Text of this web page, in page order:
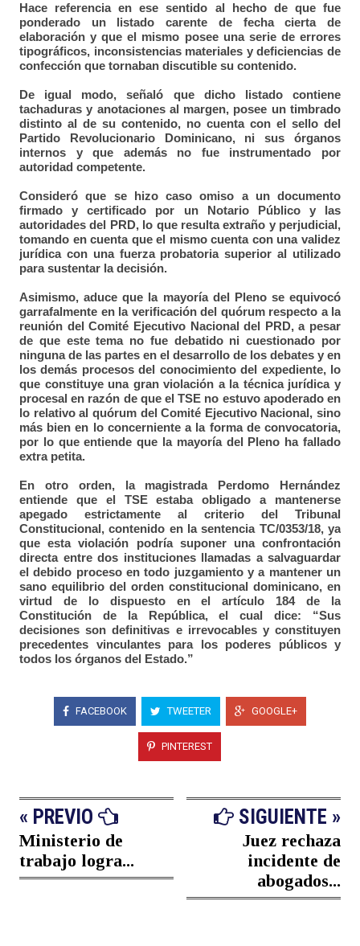
Hace referencia en ese sentido al hecho de que fue
ponderado un listado carente de fecha cierta de
elaboración y que el mismo posee una serie de errores
tipográficos, inconsistencias materiales y deficiencias de
confección que tornaban discutible su contenido.
De igual modo, señaló que dicho listado contiene
tachaduras y anotaciones al margen, posee un timbrado
distinto al de su contenido, no cuenta con el sello del
Partido Revolucionario Dominicano, ni sus órganos
internos y que además no fue instrumentado por
autoridad competente.
Consideró que se hizo caso omiso a un documento
firmado y certificado por un Notario Público y las
autoridades del PRD, lo que resulta extraño y perjudicial,
tomando en cuenta que el mismo cuenta con una validez
jurídica con una fuerza probatoria superior al utilizado
para sustentar la decisión.
Asimismo, aduce que la mayoría del Pleno se equivocó
garrafalmente en la verificación del quórum respecto a la
reunión del Comité Ejecutivo Nacional del PRD, a pesar
de que este tema no fue debatido ni cuestionado por
ninguna de las partes en el desarrollo de los debates y en
los demás procesos del conocimiento del expediente, lo
que constituye una gran violación a la técnica jurídica y
procesal en razón de que el TSE no estuvo apoderado en
lo relativo al quórum del Comité Ejecutivo Nacional, sino
más bien en lo concerniente a la forma de convocatoria,
por lo que entiende que la mayoría del Pleno ha fallado
extra petita.
En otro orden, la magistrada Perdomo Hernández
entiende que el TSE estaba obligado a mantenerse
apegado estrictamente al criterio del Tribunal
Constitucional, contenido en la sentencia TC/0353/18, ya
que esta violación podría suponer una confrontación
directa entre dos instituciones llamadas a salvaguardar
el debido proceso en todo juzgamiento y a mantener un
sano equilibrio del orden constitucional dominicano, en
virtud de lo dispuesto en el artículo 184 de la
Constitución de la República, el cual dice: “Sus
decisiones son definitivas e irrevocables y constituyen
precedentes vinculantes para los poderes públicos y
todos los órganos del Estado.”
FACEBOOK TWEETER GOOGLE+
PINTEREST
« PREVIO
Ministerio de
trabajo logra...
SIGUIENTE »
Juez rechaza
incidente de
abogados...